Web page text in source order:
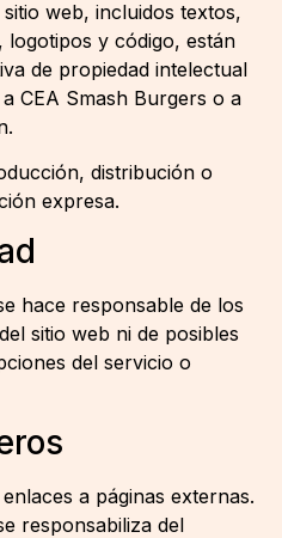
web, incluidos textos,
logotipos y código, están
de propiedad intelectual
CEA Smash Burgers o a
distribución o
expresa.
hace responsable de los
sitio web ni de posibles
del servicio o
a páginas externas.
responsabiliza del